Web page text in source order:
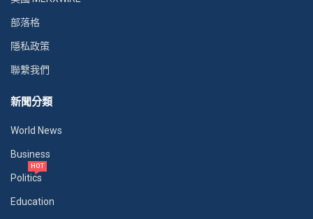
部落格
隱私政策
聯繫我們
新聞分類
World News
Business
Politics
HOT
Education